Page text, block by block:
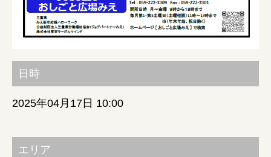
おしごと広場みえ
みえの仕事マッチングサイト
三重県版職業ポータルサイト
マイチャレ三重
日時
2025年04月17日 10:00
エリア